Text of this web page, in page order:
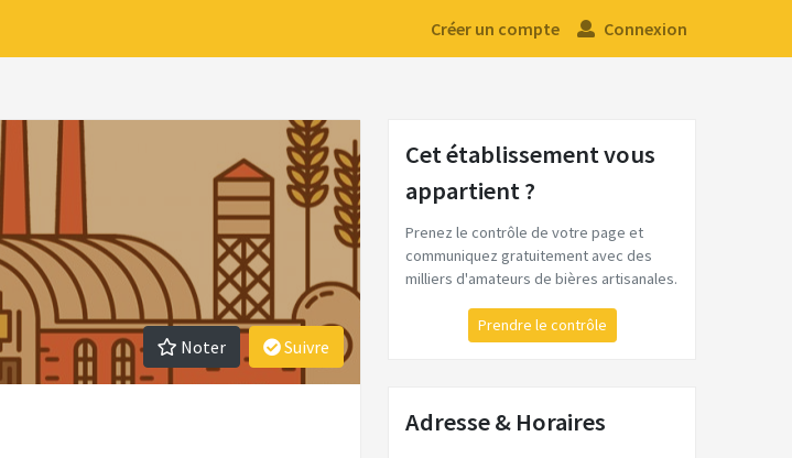
Créer un compte Connexion
Noter Suivre
Cet établissement vous
appartient ?
Prenez le contrôle de votre page et
communiquez gratuitement avec des
milliers d'amateurs de bières artisanales.
Prendre le contrôle
Adresse & Horaires